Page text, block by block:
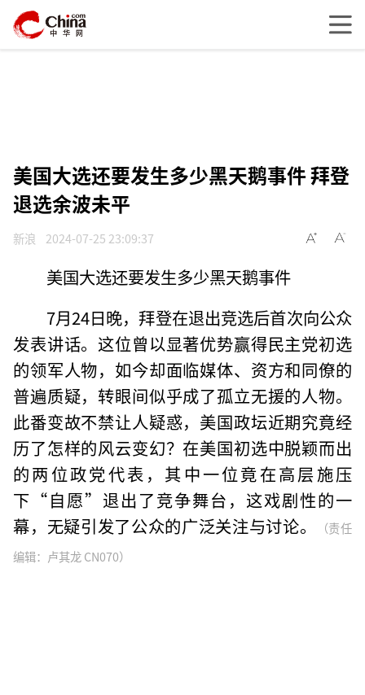
美国大选还要发生多少黑天鹅事件 拜登
退选余波未平
新浪 2024-07-25 23:09:37
美国大选还要发生多少黑天鹅事件
7月24日晚，拜登在退出竞选后首次向公众
发表讲话。这位曾以显著优势赢得民主党初选
的领军人物，如今却面临媒体、资方和同僚的
普遍质疑，转眼间似乎成了孤立无援的人物。
此番变故不禁让人疑惑，美国政坛近期究竟经
历了怎样的风云变幻？在美国初选中脱颖而出
的两位政党代表，其中一位竟在高层施压
下“自愿”退出了竞争舞台，这戏剧性的一
幕，无疑引发了公众的广泛关注与讨论。
（责任
编辑：卢其龙 CN070）